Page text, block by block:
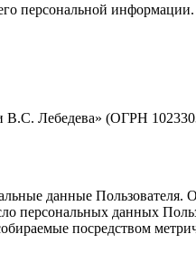
персональной информации.
В.С. Лебедева» (ОГРН
данные Пользователя.
персональных данных
посредством